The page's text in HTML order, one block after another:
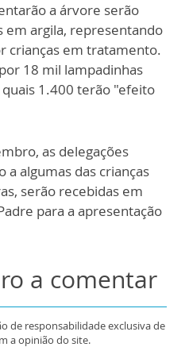
a árvore serão
em argila, representando
crianças em tratamento.
18 mil lampadinhas
1.400 terão "efeito
as delegações
algumas das crianças
serão recebidas em
para a apresentação
a comentar
de responsabilidade exclusiva de
a opinião do site.